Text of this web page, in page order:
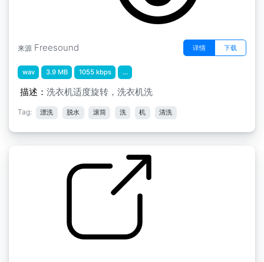
来源 Freesound 详情 下载
wav 3.9 MB 1055 kbps ...
描述： 洗衣机适度旋转，洗衣机洗
Tag: 漂洗 脱水 滚筒 洗 机 清洗